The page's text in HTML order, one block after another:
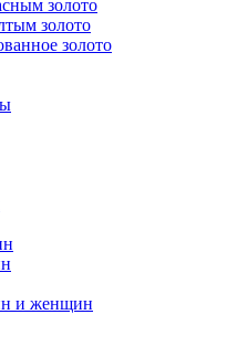
золото
золото
золото
и женщин